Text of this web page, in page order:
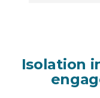
Isolation